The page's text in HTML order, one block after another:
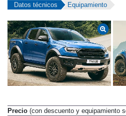
Datos técnicos Equipamiento
Precio (con descuento y equipamiento